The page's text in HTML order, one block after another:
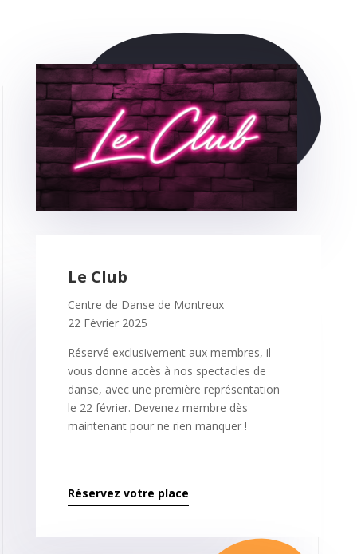
Le Club
Centre de Danse de Montreux
22 Février 2025
Réservé exclusivement aux membres, il
vous donne accès à nos spectacles de
danse, avec une première représentation
le 22 février. Devenez membre dès
maintenant pour ne rien manquer !
Réservez votre place